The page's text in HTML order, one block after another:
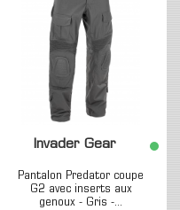
Invader Gear
Pantalon Predator coupe
G2 avec inserts aux
genoux - Gris -...